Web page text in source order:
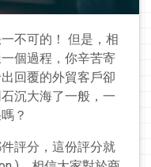
不可的！ 但是，相
個過程，你辛苦寄
回覆的外貿客戶卻
沉大海了一般，一
？
評分，這份評分就